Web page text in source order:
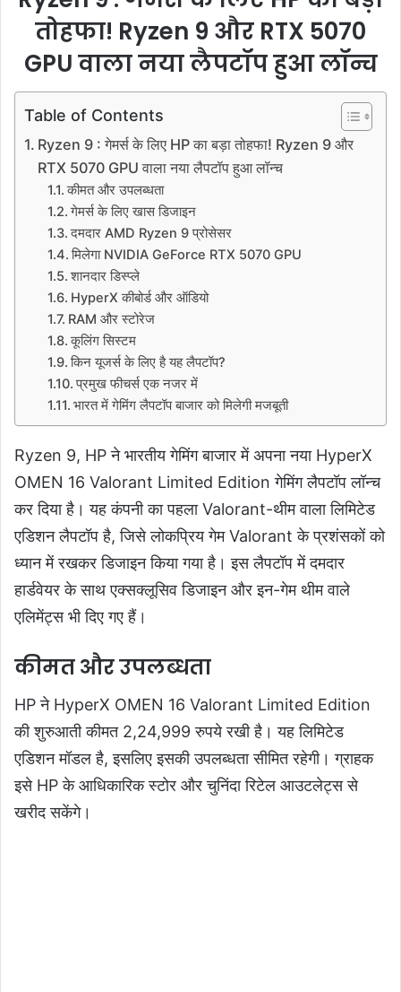
तोहफा! Ryzen 9 और RTX 5070
GPU वाला नया लैपटॉप हुआ लॉन्च
Table of Contents
Ryzen 9 : गेमर्स के लिए HP का बड़ा तोहफा! Ryzen 9 और
RTX 5070 GPU वाला नया लैपटॉप हुआ लॉन्च
कीमत और उपलब्धता
गेमर्स के लिए खास डिजाइन
दमदार AMD Ryzen 9 प्रोसेसर
मिलेगा NVIDIA GeForce RTX 5070 GPU
शानदार डिस्प्ले
HyperX कीबोर्ड और ऑडियो
RAM और स्टोरेज
कूलिंग सिस्टम
किन यूजर्स के लिए है यह लैपटॉप?
प्रमुख फीचर्स एक नजर में
भारत में गेमिंग लैपटॉप बाजार को मिलेगी मजबूती
Ryzen 9, HP ने भारतीय गेमिंग बाजार में अपना नया HyperX
OMEN 16 Valorant Limited Edition गेमिंग लैपटॉप लॉन्च
कर दिया है। यह कंपनी का पहला Valorant-थीम वाला लिमिटेड
एडिशन लैपटॉप है, जिसे लोकप्रिय गेम Valorant के प्रशंसकों को
ध्यान में रखकर डिजाइन किया गया है। इस लैपटॉप में दमदार
हार्डवेयर के साथ एक्सक्लूसिव डिजाइन और इन-गेम थीम वाले
एलिमेंट्स भी दिए गए हैं।
कीमत और उपलब्धता
HP ने HyperX OMEN 16 Valorant Limited Edition
की शुरुआती कीमत 2,24,999 रुपये रखी है। यह लिमिटेड
एडिशन मॉडल है, इसलिए इसकी उपलब्धता सीमित रहेगी। ग्राहक
इसे HP के आधिकारिक स्टोर और चुनिंदा रिटेल आउटलेट्स से
खरीद सकेंगे।